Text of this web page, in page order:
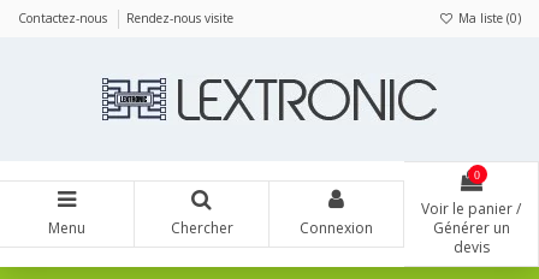
Contactez-nous Rendez-nous visite Ma liste (0)
Menu Chercher Connexion
0
Voir le panier /
Générer un
devis
Panneau de gestion des cookies